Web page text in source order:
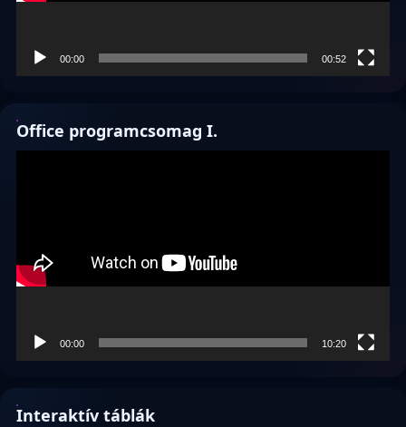
00:00 00:52
Office programcsomag I.
00:00 10:20
Interaktív táblák